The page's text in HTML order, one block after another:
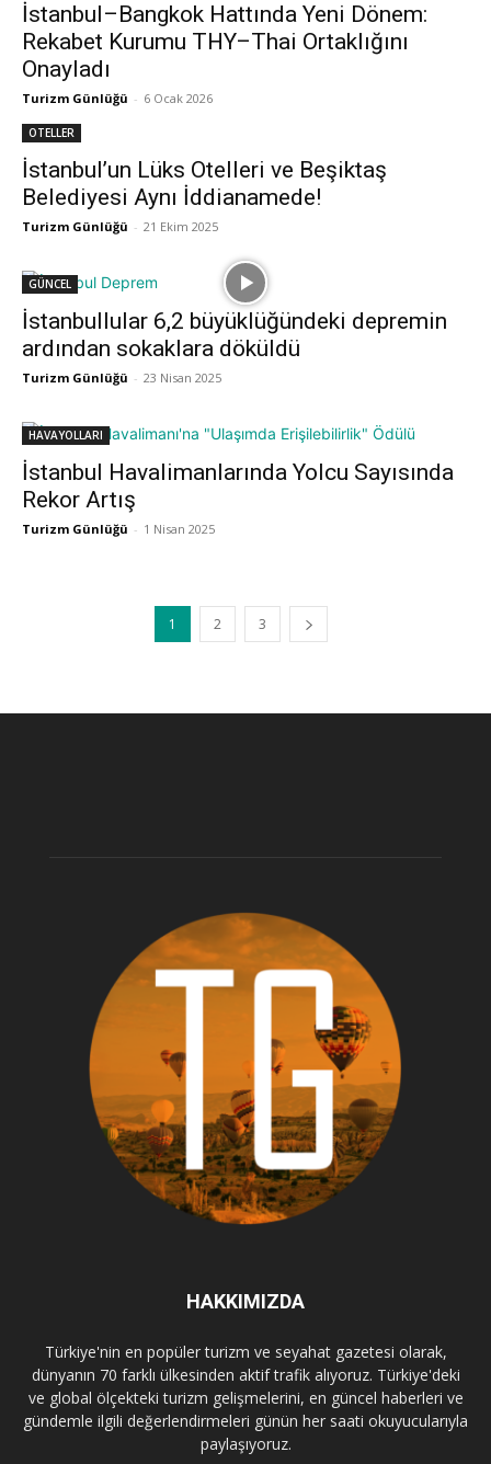
İstanbul–Bangkok Hattında Yeni Dönem:
Rekabet Kurumu THY–Thai Ortaklığını
Onayladı
Turizm Günlüğü - 6 Ocak 2026
OTELLER
İstanbul’un Lüks Otelleri ve Beşiktaş
Belediyesi Aynı İddianamede!
Turizm Günlüğü - 21 Ekim 2025
GÜNCEL
İstanbullular 6,2 büyüklüğündeki depremin
ardından sokaklara döküldü
Turizm Günlüğü - 23 Nisan 2025
HAVAYOLLARI
İstanbul Havalimanlarında Yolcu Sayısında
Rekor Artış
Turizm Günlüğü - 1 Nisan 2025
1 2 3
HAKKIMIZDA
Türkiye'nin en popüler turizm ve seyahat gazetesi olarak,
dünyanın 70 farklı ülkesinden aktif trafik alıyoruz. Türkiye'deki
ve global ölçekteki turizm gelişmelerini, en güncel haberleri ve
gündemle ilgili değerlendirmeleri günün her saati okuyucularıyla
paylaşıyoruz.